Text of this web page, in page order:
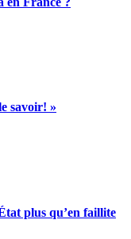
savoir! »
plus qu’en faillite